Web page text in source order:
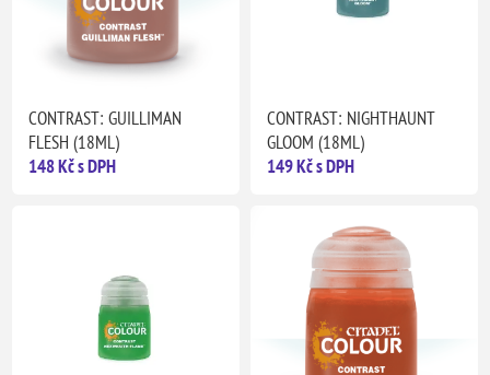
CONTRAST: GUILLIMAN
FLESH (18ML)
148 Kč s DPH
CONTRAST: NIGHTHAUNT
GLOOM (18ML)
149 Kč s DPH